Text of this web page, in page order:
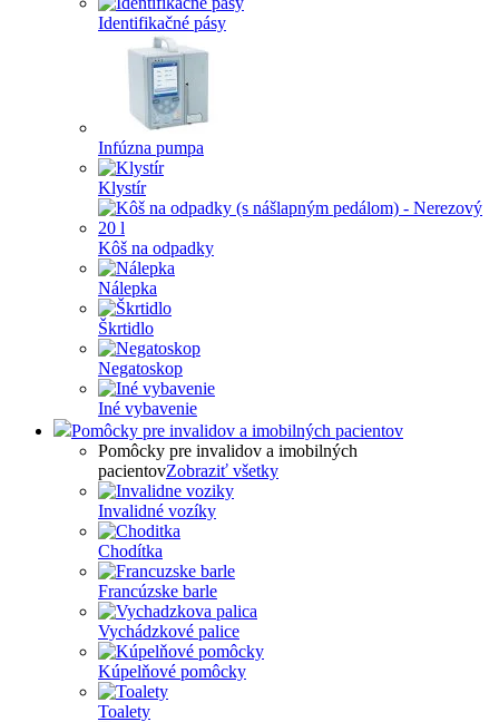
Identifikačné pásy
Infúzna pumpa
Klystír
Kôš na odpadky
Nálepka
Škrtidlo
Negatoskop
Iné vybavenie
Pomôcky pre invalidov a imobilných pacientov
Pomôcky pre invalidov a imobilných
pacientovZobraziť všetky
Invalidné vozíky
Chodítka
Francúzske barle
Vychádzkové palice
Kúpelňové pomôcky
Toalety